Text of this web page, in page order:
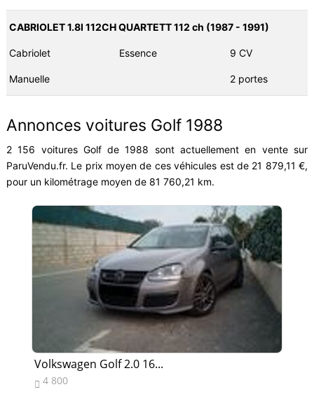
CABRIOLET 1.8I 112CH QUARTETT 112 ch (1987 - 1991)
Cabriolet Essence 9 CV
Manuelle 2 portes
Annonces voitures Golf 1988
2 156 voitures Golf de 1988 sont actuellement en vente sur
ParuVendu.fr. Le prix moyen de ces véhicules est de 21 879,11 €,
pour un kilométrage moyen de 81 760,21 km.
Volkswagen Golf 2.0 16...
 4 800